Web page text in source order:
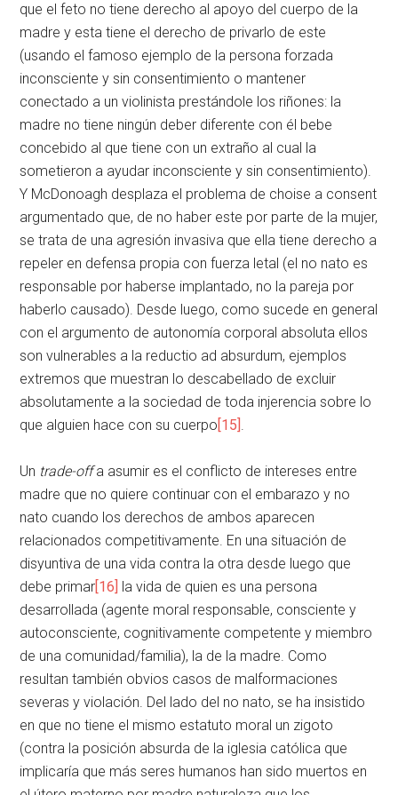
que el feto no tiene derecho al apoyo del cuerpo de la
madre y esta tiene el derecho de privarlo de este
(usando el famoso ejemplo de la persona forzada
inconsciente y sin consentimiento o mantener
conectado a un violinista prestándole los riñones: la
madre no tiene ningún deber diferente con él bebe
concebido al que tiene con un extraño al cual la
sometieron a ayudar inconsciente y sin consentimiento).
Y McDonoagh desplaza el problema de choise a consent
argumentado que, de no haber este por parte de la mujer,
se trata de una agresión invasiva que ella tiene derecho a
repeler en defensa propia con fuerza letal (el no nato es
responsable por haberse implantado, no la pareja por
haberlo causado). Desde luego, como sucede en general
con el argumento de autonomía corporal absoluta ellos
son vulnerables a la reductio ad absurdum, ejemplos
extremos que muestran lo descabellado de excluir
absolutamente a la sociedad de toda injerencia sobre lo
que alguien hace con su cuerpo[15].
Un trade-offa asumir es el conflicto de intereses entre
madre que no quiere continuar con el embarazo y no
nato cuando los derechos de ambos aparecen
relacionados competitivamente. En una situación de
disyuntiva de una vida contra la otra desde luego que
debe primar[16] la vida de quien es una persona
desarrollada (agente moral responsable, consciente y
autoconsciente, cognitivamente competente y miembro
de una comunidad/familia), la de la madre. Como
resultan también obvios casos de malformaciones
severas y violación. Del lado del no nato, se ha insistido
en que no tiene el mismo estatuto moral un zigoto
(contra la posición absurda de la iglesia católica que
implicaría que más seres humanos han sido muertos en